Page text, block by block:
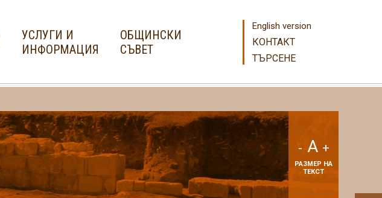
УСЛУГИ И
ИНФОРМАЦИЯ
ОБЩИНСКИ
СЪВЕТ
English version
КОНТАКТ
ТЪРСЕНЕ
- A +
РАЗМЕР НА
ТЕКСТ